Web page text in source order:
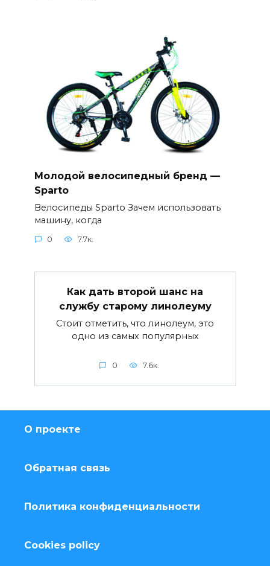
Молодой велосипедный бренд —
Sparto
Велосипеды Sparto Зачем использовать
машину, когда
0 7.7к.
Как дать второй шанс на
службу старому линолеуму
Стоит отметить, что линолеум, это
одно из самых популярных
0 7.6к.
О проекте
Обратная связь
Политика конфиденциальности
Cookies policy